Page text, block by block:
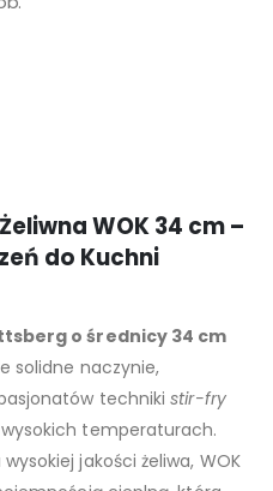
WOK 34 cm –
do Kuchni
o średnicy 34 cm
solidne naczynie,
technikistir-fry
temperaturach.
jakości żeliwa, WOK